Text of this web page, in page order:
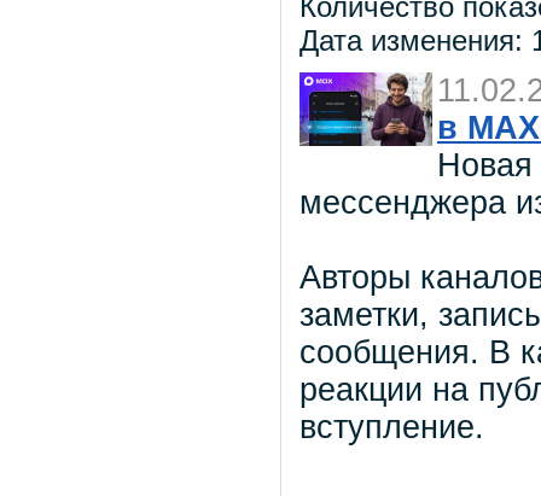
Количество
Дата изменения:
в МАХ
Новая
мессенджера
Авторы
заметки,
сообщения. В
реакции на
вступление.